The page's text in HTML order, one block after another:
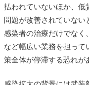
払われていないほか、低
問題が改善されていな
感染者の治療だけでなく
など幅広い業務を担って
策全体が停滞する恐れが